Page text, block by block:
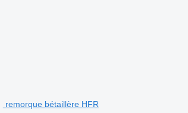
remorque bétaillère HFR